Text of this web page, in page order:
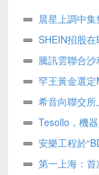
晨星上調中
SHEIN招股
騰訊雲聯合
書》罕王黃金選
希音向聯交
式構築堅固護城河
Tesollo，機
安樂工程於
第一上海：首